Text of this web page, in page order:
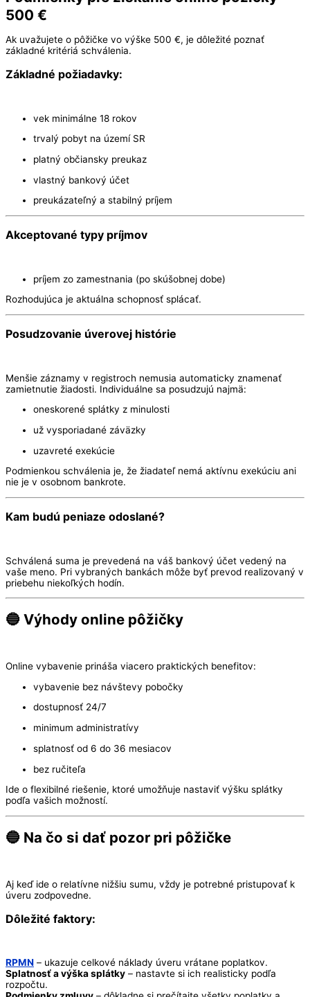
500 €
Ak uvažujete o pôžičke vo výške 500 €, je dôležité poznať
základné kritériá schválenia.
Základné požiadavky:
vek minimálne 18 rokov
trvalý pobyt na území SR
platný občiansky preukaz
vlastný bankový účet
preukázateľný a stabilný príjem
Akceptované typy príjmov
príjem zo zamestnania (po skúšobnej dobe)
Rozhodujúca je aktuálna schopnosť splácať.
Posudzovanie úverovej histórie
Menšie záznamy v registroch nemusia automaticky znamenať
zamietnutie žiadosti. Individuálne sa posudzujú najmä:
oneskorené splátky z minulosti
už vysporiadané záväzky
uzavreté exekúcie
Podmienkou schválenia je, že žiadateľ nemá aktívnu exekúciu ani
nie je v osobnom bankrote.
Kam budú peniaze odoslané?
Schválená suma je prevedená na váš bankový účet vedený na
vaše meno. Pri vybraných bankách môže byť prevod realizovaný v
priebehu niekoľkých hodín.
🔵 Výhody online pôžičky
Online vybavenie prináša viacero praktických benefitov:
vybavenie bez návštevy pobočky
dostupnosť 24/7
minimum administratívy
splatnosť od 6 do 36 mesiacov
bez ručiteľa
Ide o flexibilné riešenie, ktoré umožňuje nastaviť výšku splátky
podľa vašich možností.
🔵 Na čo si dať pozor pri pôžičke
Aj keď ide o relatívne nižšiu sumu, vždy je potrebné pristupovať k
úveru zodpovedne.
Dôležité faktory:
RPMN – ukazuje celkové náklady úveru vrátane poplatkov.
Splatnosť a výška splátky – nastavte si ich realisticky podľa
rozpočtu.